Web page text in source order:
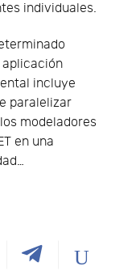
individuales.
aplicación
incluye
paralelizar
modeladores
en una